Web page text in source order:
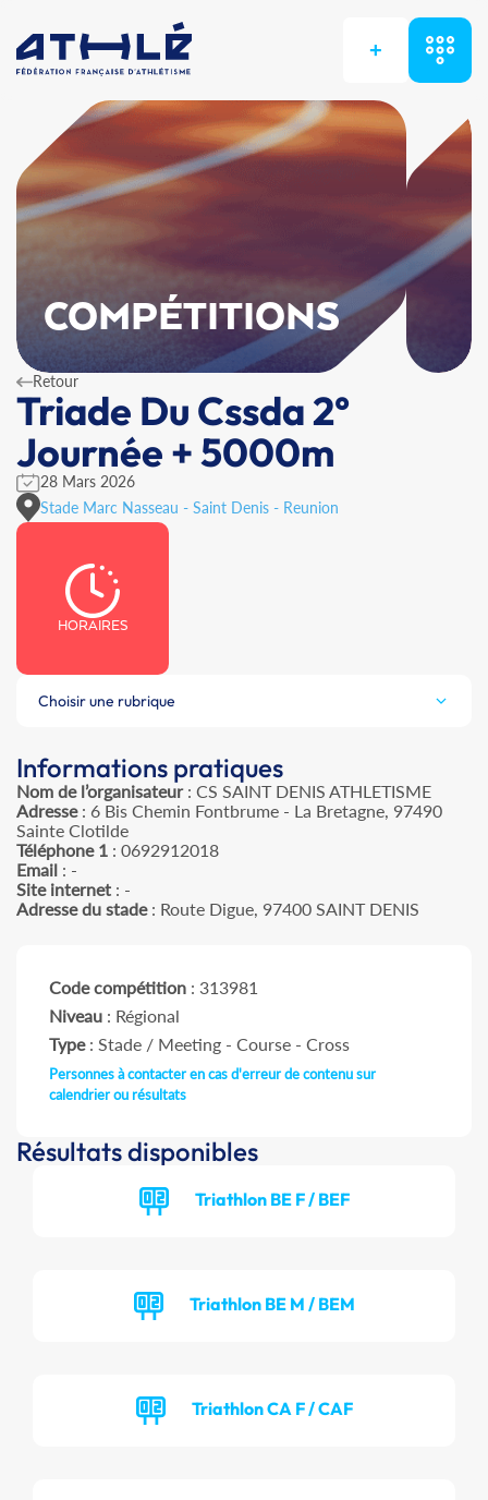
+
COMPÉTITIONS
Retour
Triade Du Cssda 2°
Journée + 5000m
28 Mars 2026
Stade Marc Nasseau - Saint Denis - Reunion
HORAIRES
Choisir une rubrique
Informations pratiques
Nom de l’organisateur: CS SAINT DENIS ATHLETISME
Adresse: 6 Bis Chemin Fontbrume - La Bretagne, 97490
Sainte Clotilde
Téléphone 1 : 0692912018
Email : -
Site internet : -
Adresse du stade: Route Digue, 97400 SAINT DENIS
Code compétition : 313981
Niveau : Régional
Type: Stade / Meeting - Course - Cross
Personnes à contacter en cas d'erreur de contenu sur
calendrier ou résultats
Résultats disponibles
Triathlon BE F / BEF
Triathlon BE M / BEM
Triathlon CA F / CAF